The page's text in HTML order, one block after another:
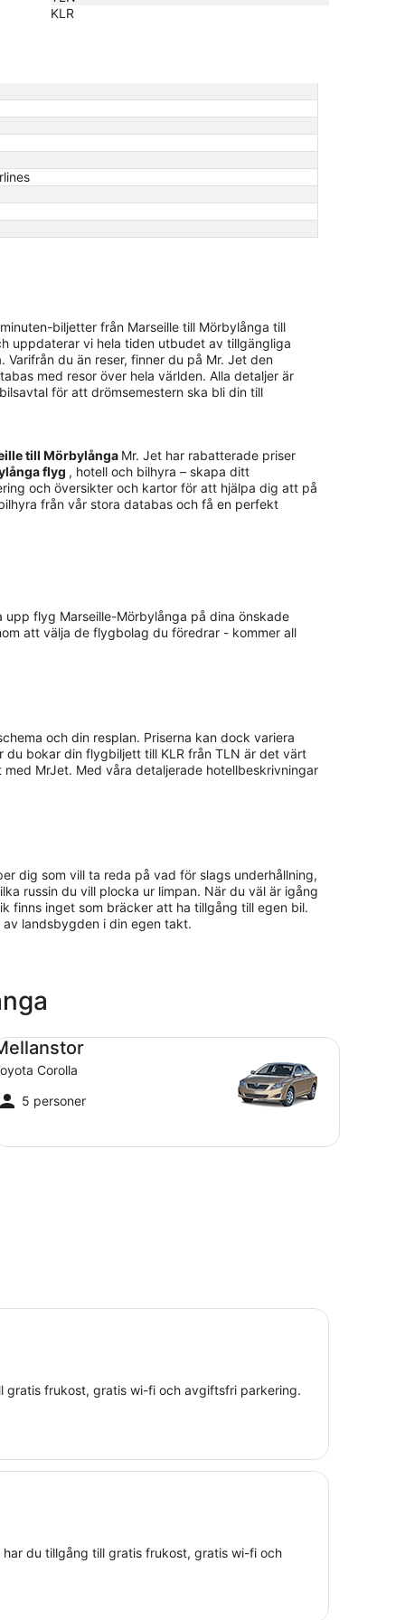
KLR
biljetter från Marseille till Mörbylånga till
uppdaterar vi hela tiden utbudet av tillgängliga
du än reser, finner du på Mr. Jet den
med resor över hela världen. Alla detaljer är
för att drömsemestern ska bli din till
till Mörbylånga Mr. Jet har rabatterade priser
flyg , hotell och bilhyra – skapa ditt
och översikter och kartor för att hjälpa dig att på
från vår stora databas och få en perfekt
flyg Marseille-Mörbylånga på dina önskade
att välja de flygbolag du föredrar - kommer all
och din resplan. Priserna kan dock variera
bokar din flygbiljett till KLR från TLN är det värt
MrJet. Med våra detaljerade hotellbeskrivningar
dig som vill ta reda på vad för slags underhållning,
russin du vill plocka ur limpan. När du väl är igång
finns inget som bräcker att ha tillgång till egen bil.
landsbygden i din egen takt.
Corolla
5 personer
Toyota Corolla
gratis frukost, gratis wi-fi och avgiftsfri parkering.
du tillgång till gratis frukost, gratis wi-fi och